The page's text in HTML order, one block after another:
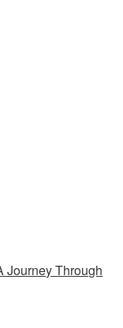
Journey Through